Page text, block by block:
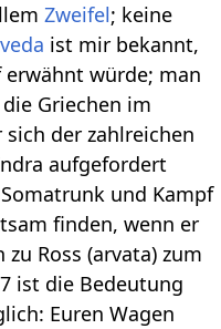
Zweifel; keine
ist mir bekannt,
würde; man
Griechen im
der zahlreichen
aufgefordert
und Kampf
finden, wenn er
Ross (arvata) zum
ist die Bedeutung
Euren Wagen